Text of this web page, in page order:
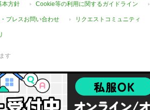
本方針 Cookie等の利用に関するガイドライン
プレスお問い合わせ リクエストコミュニティ
す